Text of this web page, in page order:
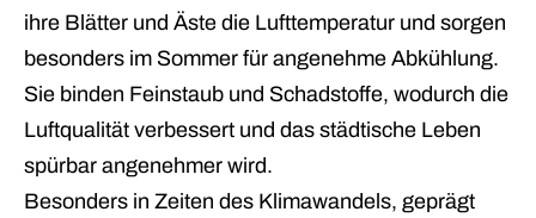
ihre Blätter und Äste die Lufttemperatur und sorgen
besonders im Sommer für angenehme Abkühlung.
Sie binden Feinstaub und Schadstoffe, wodurch die
Luftqualität verbessert und das städtische Leben
spürbar angenehmer wird.
Besonders in Zeiten des Klimawandels, geprägt